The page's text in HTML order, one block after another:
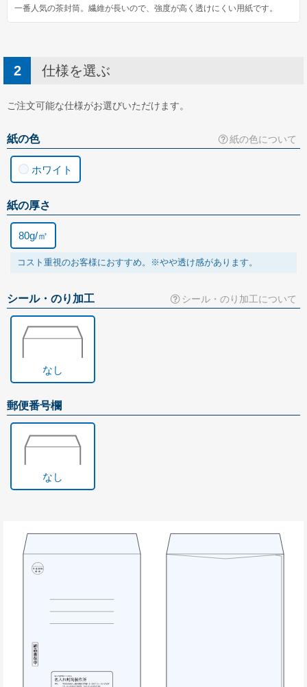
洋形5号タテ
長形6号窓付き
長形40号
角形サイズ
角形0号
角形2号
角形A4号
角形3号
角形4号
角形5号
角形6号
角形7号
お問い合わせ
お問い合わせ
無料サンプル請求
見積請求
文字を入力して印刷する
お持ちのデータから印刷する
お持ちの封筒から印刷する
印刷せずに注文する
データ入稿ガイド
テンプレートダウンロード
一番人気の茶封筒。繊維が長いので、強度が高く透けにくい用紙です。
仕様を選ぶ
ご注文可能な仕様がお選びいただけます。
紙の色 紙の色について
ホワイト
紙の厚さ
80g/㎡
コスト重視のお客様におすすめ。※やや透け感があります。
シール・のり加工 シール・のり加工について
なし
郵便番号欄
なし